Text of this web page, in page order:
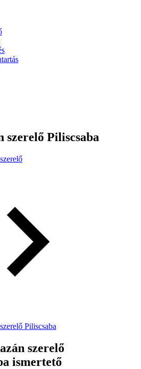
szerelő Piliscsaba
Piliscsaba
szerelő
ismertető